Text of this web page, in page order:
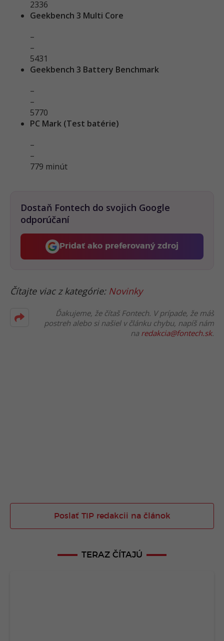
2336
Geekbench 3 Multi Core
–
–
5431
Geekbench 3 Battery Benchmark
–
–
5770
PC Mark (Test batérie)
–
–
779 minút
Dostaň Fontech do svojich Google
odporúčaní
Pridať ako preferovaný zdroj
Fontech, odkaz sa otvorí v
Čítajte viac z kategórie: Novinky
Ďakujeme, že čítaš Fontech. V prípade, že máš
postreh alebo si našiel v článku chybu, napíš nám
na redakcia@fontech.sk.
Poslať TIP redakcii na článok
TERAZ ČÍTAJÚ